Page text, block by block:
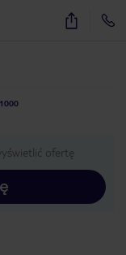
68
ofertę